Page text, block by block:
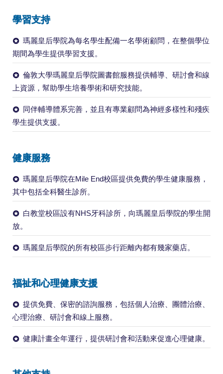
學習支持
瑪麗皇后學院為每名學生配備一名學術顧問，在整個學位
期間為學生提供學習支援。
倫敦大學瑪麗皇后學院圖書館服務提供輔導、研討會和線
上資源，幫助學生培養學術和研究技能。
同伴輔導體系完善，並且有專業顧問為神經多樣性和殘疾
學生提供支援。
健康服務
瑪麗皇后學院在Mile End校區提供免費的學生健康服務，
其中包括全科醫生診所。
白教堂校區設有NHS牙科診所，向瑪麗皇后學院的學生開
放。
瑪麗皇后學院的所有校區步行距離內都有幾家藥店。
福祉和心理健康支援
提供免費、保密的諮詢服務，包括個人治療、團體治療、
心理治療、研討會和線上服務。
健康計畫全年運行，提供研討會和活動來促進心理健康。